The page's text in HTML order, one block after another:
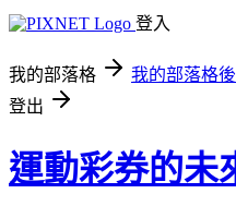
登入
我的部落格 我的部落格
登出
運動彩券的未